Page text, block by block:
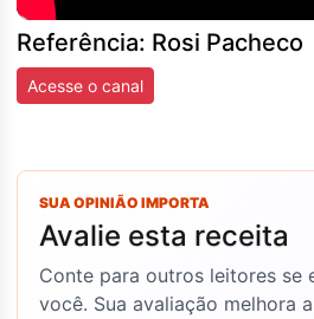
Referência: Rosi Pacheco
Acesse o canal
SUA OPINIÃO IMPORTA
Avalie esta receita
Conte para outros leitores se
você. Sua avaliação melhora